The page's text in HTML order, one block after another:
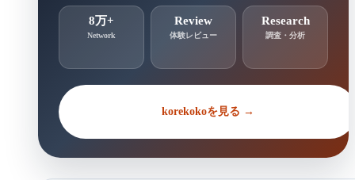
8万+
Network
Review
体験レビュー
Research
調査・分析
korekokoを見る →